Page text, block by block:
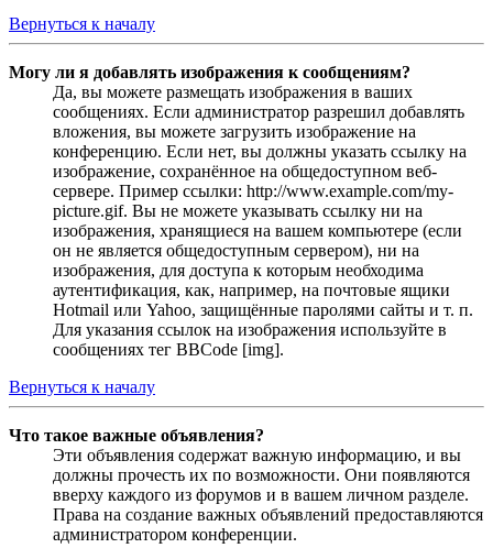
Вернуться к началу
Могу ли я добавлять изображения к сообщениям?
Да, вы можете размещать изображения в ваших
сообщениях. Если администратор разрешил добавлять
вложения, вы можете загрузить изображение на
конференцию. Если нет, вы должны указать ссылку на
изображение, сохранённое на общедоступном веб-
сервере. Пример ссылки: http://www.example.com/my-
picture.gif. Вы не можете указывать ссылку ни на
изображения, хранящиеся на вашем компьютере (если
он не является общедоступным сервером), ни на
изображения, для доступа к которым необходима
аутентификация, как, например, на почтовые ящики
Hotmail или Yahoo, защищённые паролями сайты и т. п.
Для указания ссылок на изображения используйте в
сообщениях тег BBCode [img].
Вернуться к началу
Что такое важные объявления?
Эти объявления содержат важную информацию, и вы
должны прочесть их по возможности. Они появляются
вверху каждого из форумов и в вашем личном разделе.
Права на создание важных объявлений предоставляются
администратором конференции.